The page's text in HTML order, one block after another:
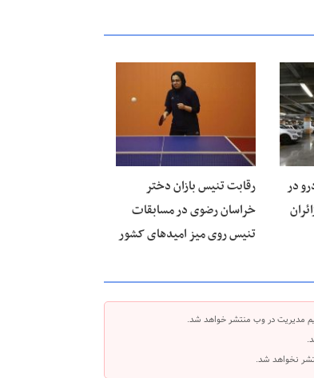
در
رقابت تنیس بازان دختر
خراسان رضوی در مسابقات
تنیس روی میز امیدهای کشور
مدیریت در وب منتشر خواهد شد.
نخواهد شد.